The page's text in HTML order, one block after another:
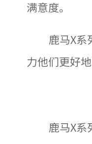
满意度。
鹿马X系
力他们更好地
鹿马X系